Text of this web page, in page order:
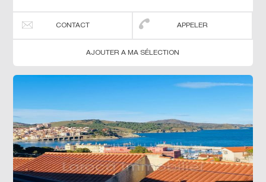
CONTACT APPELER
AJOUTER A MA SÉLECTION